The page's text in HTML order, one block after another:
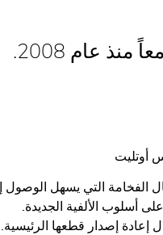
عام 2008.
أوتليت
التي يسهل الوصول
أسلوب الألفية الجديدة.
إعادة إصدار قطعها